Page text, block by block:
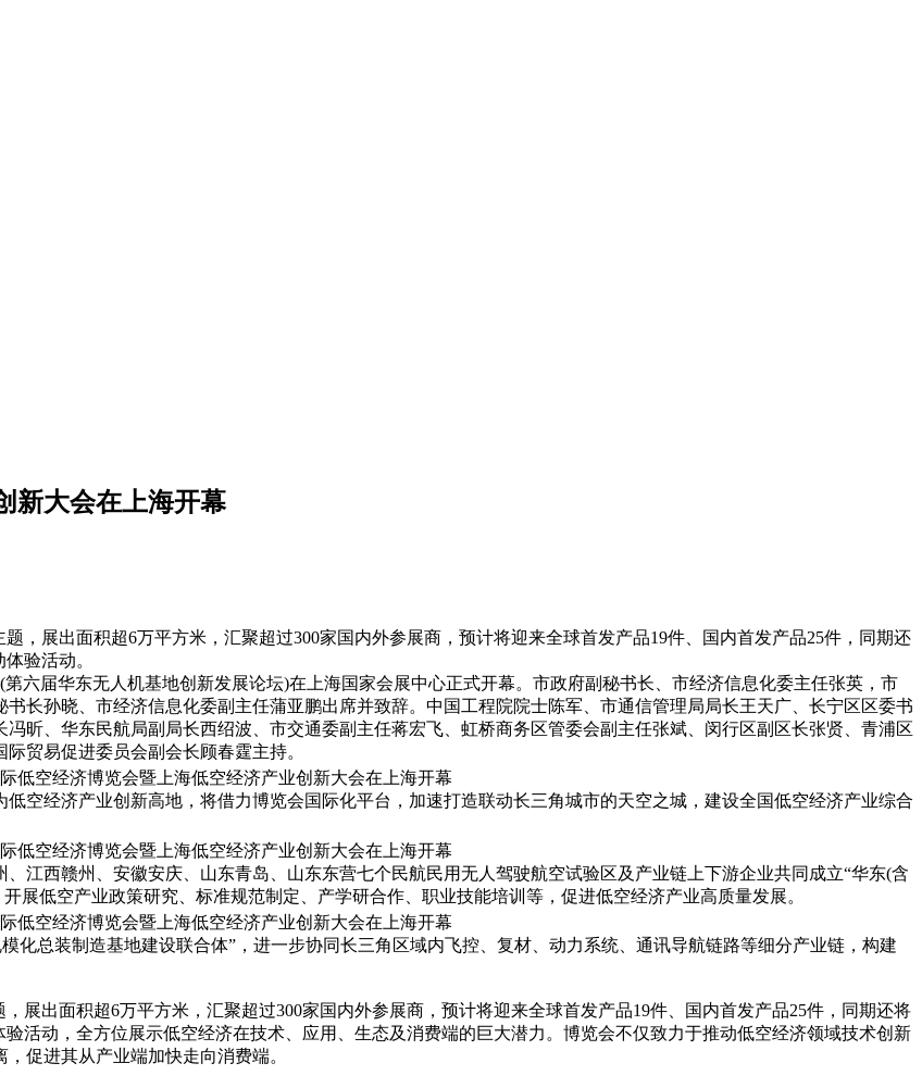
新大会在上海开幕
，展出面积超6万平方米，汇聚超过300家国内外参展商，预计将迎来全球首发产品19件、国内首发产品25件，同期还
验活动。
届华东无人机基地创新发展论坛)在上海国家会展中心正式开幕。市政府副秘书长、市经济信息化委主任张英，市
长孙晓、市经济信息化委副主任蒲亚鹏出席并致辞。中国工程院院士陈军、市通信管理局局长王天广、长宁区区委书
昕、华东民航局副局长西绍波、市交通委副主任蒋宏飞、虹桥商务区管委会副主任张斌、闵行区副区长张贤、青浦区
贸易促进委员会副会长顾春霆主持。
经济产业创新高地，将借力博览会国际化平台，加速打造联动长三角城市的天空之城，建设全国低空经济产业综合
西赣州、安徽安庆、山东青岛、山东东营七个民航民用无人驾驶航空试验区及产业链上下游企业共同成立“华东(含
展低空产业政策研究、标准规范制定、产学研合作、职业技能培训等，促进低空经济产业高质量发展。
总装制造基地建设联合体”，进一步协同长三角区域内飞控、复材、动力系统、通讯导航链路等细分产业链，构建
出面积超6万平方米，汇聚超过300家国内外参展商，预计将迎来全球首发产品19件、国内首发产品25件，同期还将
活动，全方位展示低空经济在技术、应用、生态及消费端的巨大潜力。博览会不仅致力于推动低空经济领域技术创新
促进其从产业端加快走向消费端。